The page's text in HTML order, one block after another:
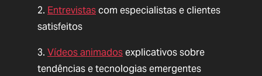
2. Entrevistascom especialistas e clientes
satisfeitos
3. Vídeos animadosexplicativos sobre
tendências e tecnologias emergentes